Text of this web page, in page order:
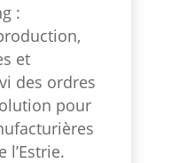
:
et
des ordres
pour
l’Estrie.